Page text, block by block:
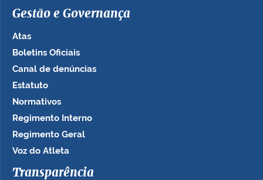
Gestão e Governança
Atas
Boletins Oficiais
Canal de denúncias
Estatuto
Normativos
Regimento Interno
Regimento Geral
Voz do Atleta
Transparência